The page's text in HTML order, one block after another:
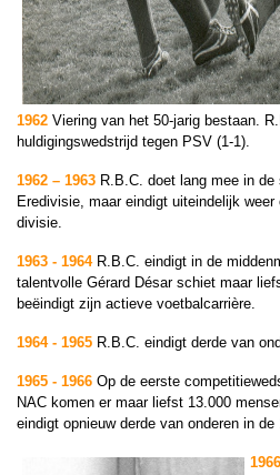
1962 Viering van het 50-jarig bestaan.
huldigingswedstrijd tegen PSV (1-1).
1962 – 1963 R.B.C. doet lang mee in
Eredivisie, maar eindigt uiteindelijk
divisie.
1963 - 1964R.B.C. eindigt in de
talentvolle Gérard Désar schiet maar
beëindigt zijn actieve voetbalcarrière.
1964 - 1965 R.B.C. eindigt derde van
1965 - 1966 Op de eerste
NAC komen er maar liefst 13.000
eindigt opnieuw derde van onderen in de
1966